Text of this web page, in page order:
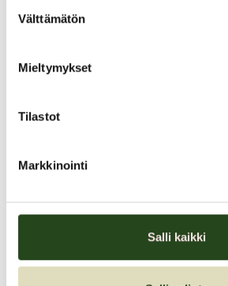
valinta
Välttämätön
Mieltymykset
Tilastot
Markkinointi
Salli kaikki
Kesäkuun avaintarjoukset
01.06.2024–30.06.2024